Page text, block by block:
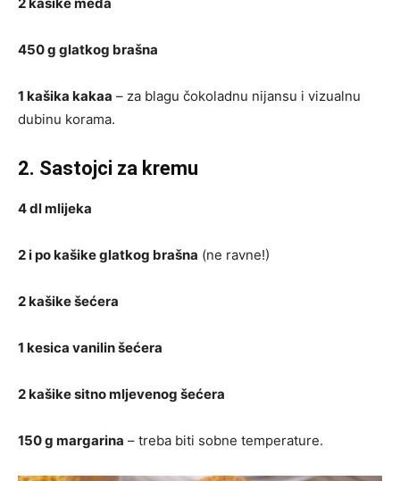
450 g glatkog brašna
1 kašika kakaa – za blagu čokoladnu nijansu i vizualnu
dubinu korama.
2. Sastojci za kremu
4 dl mlijeka
2 i po kašike glatkog brašna (ne ravne!)
2 kašike šećera
1 kesica vanilin šećera
2 kašike sitno mljevenog šećera
150 g margarina – treba biti sobne temperature.